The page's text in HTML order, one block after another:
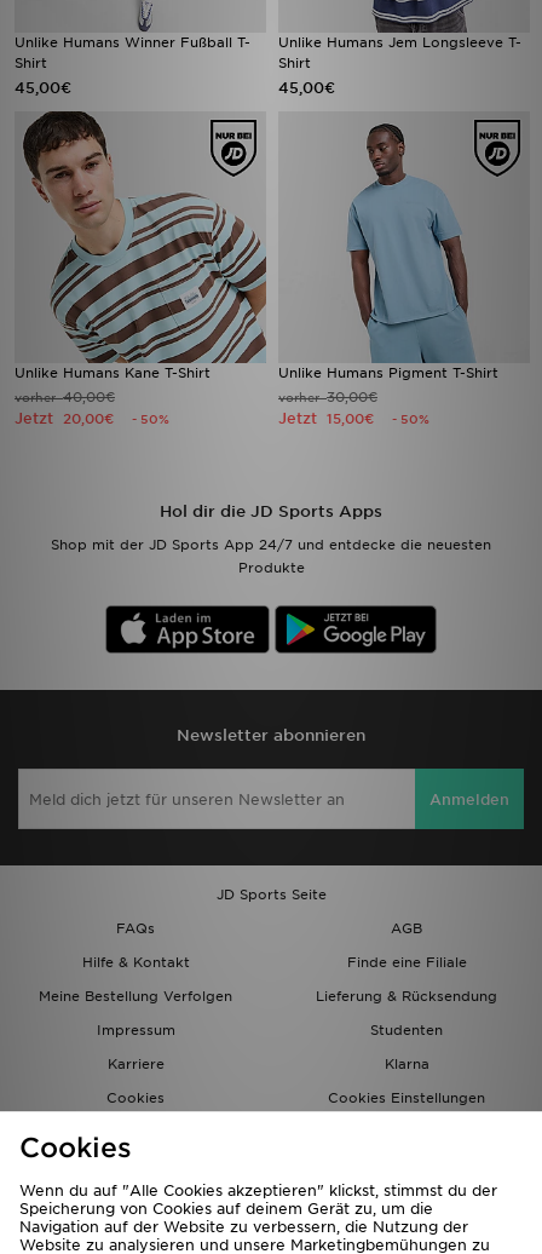
Unlike Humans Winner Fußball T-
Shirt
45,00€
Unlike Humans Jem Longsleeve T-
Shirt
45,00€
Unlike Humans Kane T-Shirt
vorher40,00€
Jetzt 20,00€ - 50%
Unlike Humans Pigment T-Shirt
vorher30,00€
Jetzt 15,00€ - 50%
Hol dir die JD Sports Apps
Shop mit der JD Sports App 24/7 und entdecke die neuesten
Produkte
Newsletter abonnieren
Anmelden
JD Sports Seite
FAQs
AGB
Hilfe & Kontakt
Finde eine Filiale
Meine Bestellung Verfolgen
Lieferung & Rücksendung
Impressum
Studenten
Karriere
Klarna
Cookies
Cookies Einstellungen
Cookies
Wenn du auf "Alle Cookies akzeptieren" klickst, stimmst du der
Speicherung von Cookies auf deinem Gerät zu, um die
Navigation auf der Website zu verbessern, die Nutzung der
Website zu analysieren und unsere Marketingbemühungen zu